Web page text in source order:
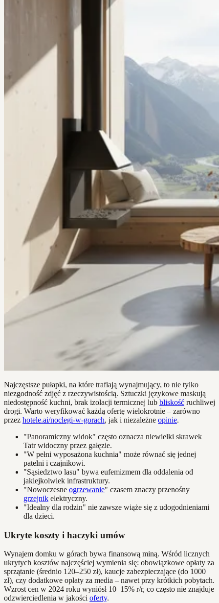
Najczęstsze pułapki, na które trafiają wynajmujący, to nie tylko
niezgodność zdjęć z rzeczywistością. Sztuczki językowe maskują
niedostępność kuchni, brak izolacji termicznej lub bliskość ruchliwej
drogi. Warto weryfikować każdą ofertę wielokrotnie – zarówno
przez hotele.ai/noclegi-w-gorach, jak i niezależne opinie.
"Panoramiczny widok" często oznacza niewielki skrawek
Tatr widoczny przez gałęzie.
"W pełni wyposażona kuchnia" może równać się jednej
patelni i czajnikowi.
"Sąsiedztwo lasu" bywa eufemizmem dla oddalenia od
jakiejkolwiek infrastruktury.
"Nowoczesne ogrzewanie" czasem znaczy przenośny
grzejnik elektryczny.
"Idealny dla rodzin" nie zawsze wiąże się z udogodnieniami
dla dzieci.
Ukryte koszty i haczyki umów
Wynajem domku w górach bywa finansową miną. Wśród licznych
ukrytych kosztów najczęściej wymienia się: obowiązkowe opłaty za
sprzątanie (średnio 120–250 zł), kaucje zabezpieczające (do 1000
zł), czy dodatkowe opłaty za media – nawet przy krótkich pobytach.
Wzrost cen w 2024 roku wyniósł 10–15% r/r, co często nie znajduje
odzwierciedlenia w jakości oferty.